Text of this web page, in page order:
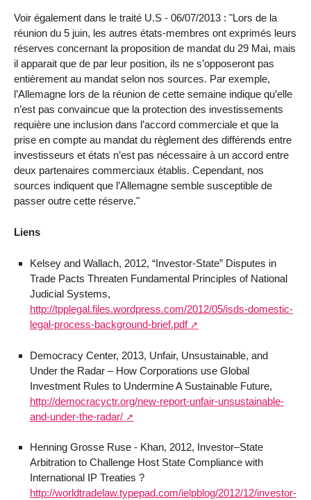
Voir également dans le traité U.S - 06/07/2013 : "Lors de la
réunion du 5 juin, les autres états-membres ont exprimés leurs
réserves concernant la proposition de mandat du 29 Mai, mais
il apparait que de par leur position, ils ne s’opposeront pas
entièrement au mandat selon nos sources. Par exemple,
l’Allemagne lors de la réunion de cette semaine indique qu’elle
n’est pas convaincue que la protection des investissements
requière une inclusion dans l’accord commerciale et que la
prise en compte au mandat du règlement des différends entre
investisseurs et états n’est pas nécessaire à un accord entre
deux partenaires commerciaux établis. Cependant, nos
sources indiquent que l’Allemagne semble susceptible de
passer outre cette réserve."
Liens
Kelsey and Wallach, 2012, “Investor-State” Disputes in
Trade Pacts Threaten Fundamental Principles of National
Judicial Systems,
http://tpplegal.files.wordpress.com/2012/05/isds-domestic-
legal-process-background-brief.pdf
Democracy Center, 2013, Unfair, Unsustainable, and
Under the Radar – How Corporations use Global
Investment Rules to Undermine A Sustainable Future,
http://democracyctr.org/new-report-unfair-unsustainable-
and-under-the-radar/
Henning Grosse Ruse - Khan, 2012, Investor–State
Arbitration to Challenge Host State Compliance with
International IP Treaties ?
http://worldtradelaw.typepad.com/ielpblog/2012/12/investor-